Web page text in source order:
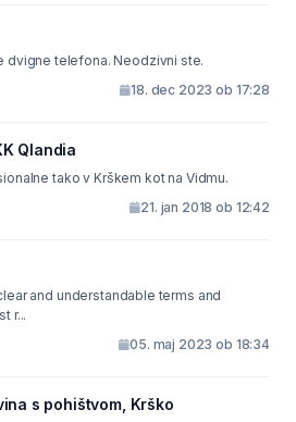
dvigne telefona. Neodzivni ste.
18. dec 2023 ob 17:28
Qlandia
profesionalne tako v Krškem kot na Vidmu.
21. jan 2018 ob 12:42
r...
05. maj 2023 ob 18:34
s pohištvom, Krško